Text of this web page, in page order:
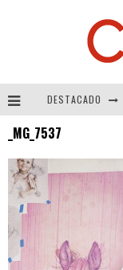
DESTACADO
_MG_7537